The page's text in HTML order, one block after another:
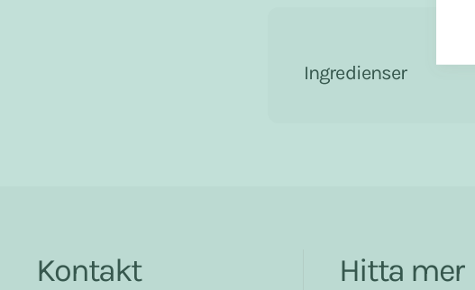
Ingredienser
Kontakt Hitta mer